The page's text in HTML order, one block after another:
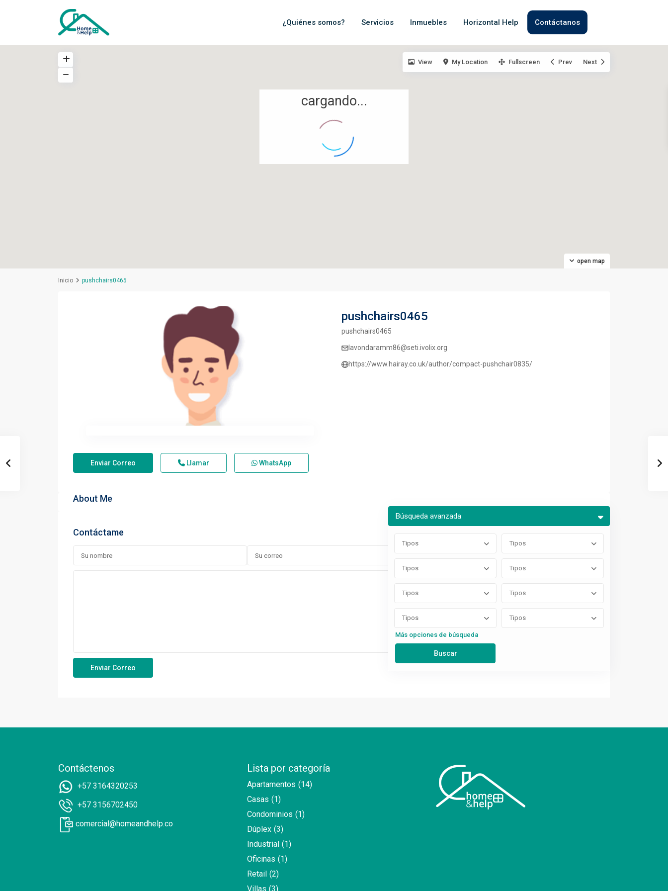
¿Quiénes somos? Servicios Inmuebles Horizontal Help Contáctanos
cargando...
open map
View My Location Fullscreen Prev Next
Búsqueda avanzada
Tipos Tipos
Tipos Tipos
Tipos Tipos
Tipos Tipos
Más opciones de búsqueda
Inicio pushchairs0465
pushchairs0465
pushchairs0465
lavondaramm86@seti.ivolix.org
https://www.hairay.co.uk/author/compact-pushchair0835/
Enviar Correo Llamar WhatsApp
About Me
Contáctame
Contáctenos
+57 3164320253
+57 3156702450
comercial@homeandhelp.co
Lista por categoría
Apartamentos (14)
Casas (1)
Condominios (1)
Dúplex (3)
Industrial (1)
Oficinas (1)
Retail (2)
Villas (3)